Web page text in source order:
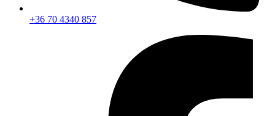
+36 70 4340 857